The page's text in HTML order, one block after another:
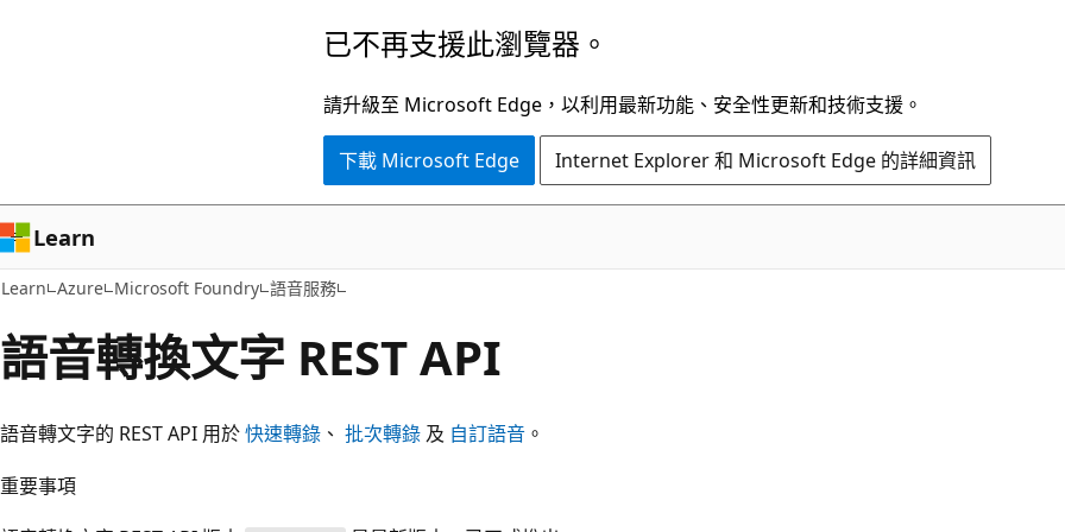
容
已不再支援此瀏覽器。
請升級至 Microsoft Edge，以利用最新功能、安全性更新和技術支援。
下載 Microsoft Edge Internet Explorer 和 Microsoft Edge 的詳細資訊
Learn
Learn Azure Microsoft Foundry 語音服務
語音轉換文字 REST API
語音轉文字的 REST API 用於快速轉錄 、 批次轉錄 及 自訂語音 。
重要事項